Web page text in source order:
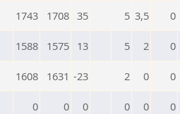
1743 1708 35 5 3,5 0
1588 1575 13 5 2 0
1608 1631 -23 2 0 0
0 0 0 0 0 0